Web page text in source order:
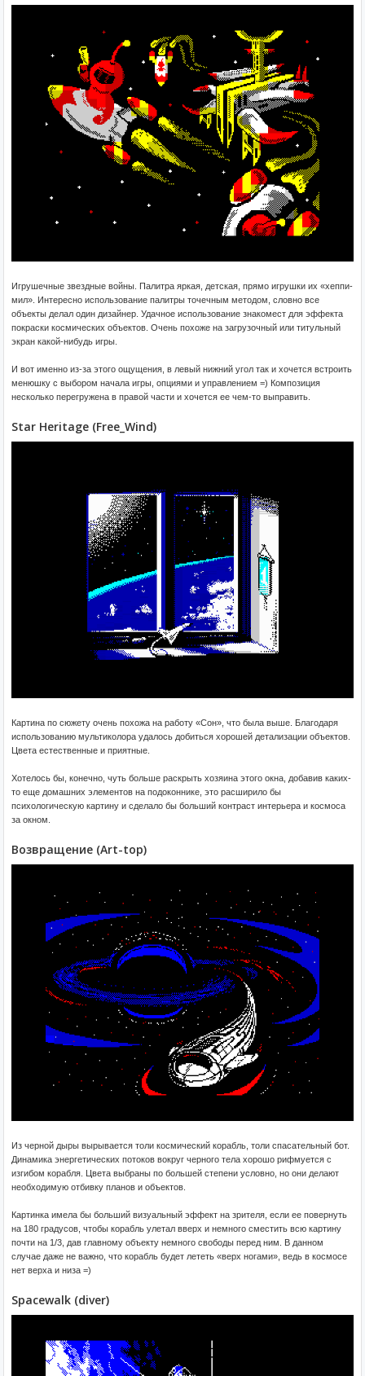
Игрушечные звездные войны. Палитра яркая, детская, прямо игрушки их «хеппи-
мил». Интересно использование палитры точечным методом, словно все
объекты делал один дизайнер. Удачное использование знакомест для эффекта
покраски космических объектов. Очень похоже на загрузочный или титульный
экран какой-нибудь игры.
И вот именно из-за этого ощущения, в левый нижний угол так и хочется встроить
менюшку с выбором начала игры, опциями и управлением =) Композиция
несколько перегружена в правой части и хочется ее чем-то выправить.
Star Heritage (Free_Wind)
Картина по сюжету очень похожа на работу «Сон», что была выше. Благодаря
использованию мультиколора удалось добиться хорошей детализации объектов.
Цвета естественные и приятные.
Хотелось бы, конечно, чуть больше раскрыть хозяина этого окна, добавив каких-
то еще домашних элементов на подоконнике, это расширило бы
психологическую картину и сделало бы больший контраст интерьера и космоса
за окном.
Возвращение (Art-top)
Из черной дыры вырывается толи космический корабль, толи спасательный бот.
Динамика энергетических потоков вокруг черного тела хорошо рифмуется с
изгибом корабля. Цвета выбраны по большей степени условно, но они делают
необходимую отбивку планов и объектов.
Картинка имела бы больший визуальный эффект на зрителя, если ее повернуть
на 180 градусов, чтобы корабль улетал вверх и немного сместить всю картину
почти на 1/3, дав главному объекту немного свободы перед ним. В данном
случае даже не важно, что корабль будет лететь «верх ногами», ведь в космосе
нет верха и низа =)
Spacewalk (diver)